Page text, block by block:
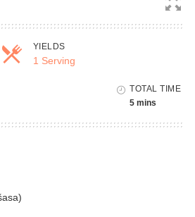
YIELDS
1 Serving
TOTAL TIME
5 mins